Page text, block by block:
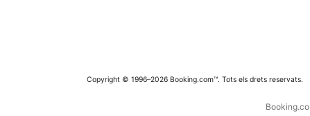
Copyright © 1996–2026 Booking.com™. Tots els drets reservats.